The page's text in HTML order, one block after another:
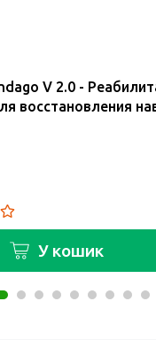
V 2.0 -
восстановления
У кошик